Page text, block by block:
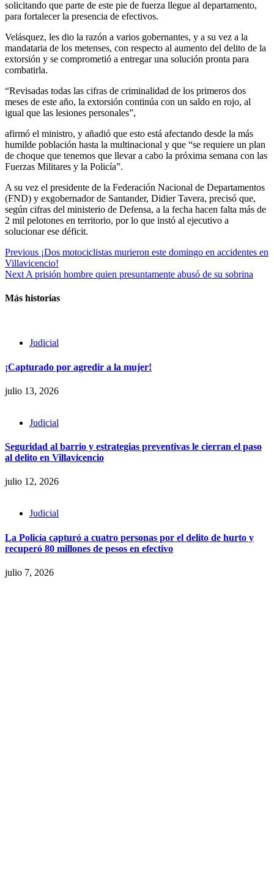
solicitando que parte de este pie de fuerza llegue al departamento,
para fortalecer la presencia de efectivos.
Velásquez, les dio la razón a varios gobernantes, y a su vez a la
mandataria de los metenses, con respecto al aumento del delito de la
extorsión y se comprometió a entregar una solución pronta para
combatirla.
“Revisadas todas las cifras de criminalidad de los primeros dos
meses de este año, la extorsión continúa con un saldo en rojo, al
igual que las lesiones personales”,
afirmó el ministro, y añadió que esto está afectando desde la más
humilde población hasta la multinacional y que “se requiere un plan
de choque que tenemos que llevar a cabo la próxima semana con las
Fuerzas Militares y la Policía”.
A su vez el presidente de la Federación Nacional de Departamentos
(FND) y exgobernador de Santander, Didier Tavera, precisó que,
según cifras del ministerio de Defensa, a la fecha hacen falta más de
2 mil pelotones en territorio, por lo que instó al ejecutivo a
solucionar ese déficit.
Previous ¡Dos motociclistas murieron este domingo en accidentes en
Villavicencio!
Next A prisión hombre quien presuntamente abusó de su sobrina
Más historias
Judicial
¡Capturado por agredir a la mujer!
julio 13, 2026
Judicial
Seguridad al barrio y estrategias preventivas le cierran el paso
al delito en Villavicencio
julio 12, 2026
Judicial
La Policía capturó a cuatro personas por el delito de hurto y
recuperó 80 millones de pesos en efectivo
julio 7, 2026